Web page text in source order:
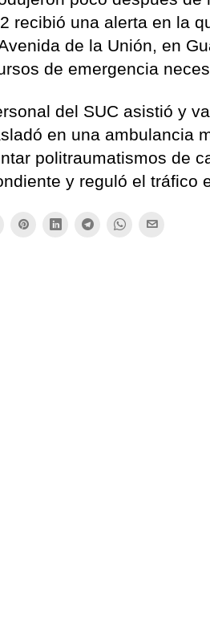
recibió una alerta en la
de la Unión, en
de emergencia
del SUC asistió y
en una ambulancia
politraumatismos de
y reguló el tráfico